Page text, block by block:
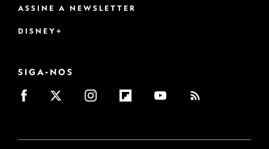
ASSINE A NEWSLETTER
DISNEY+
SIGA-NOS